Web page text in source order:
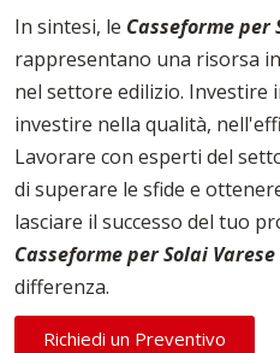
In sintesi, le Casseforme per
rappresentano una risorsa
nel settore edilizio. Investire
investire nella qualità,
Lavorare con esperti del
di superare le sfide e
lasciare il successo del tuo
Casseforme per Solai Varese
differenza.
Richiedi un Preventivo